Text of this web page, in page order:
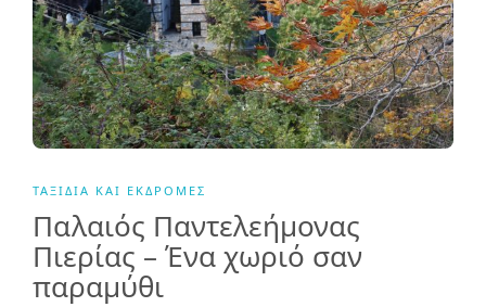
ΤΑΞΊΔΙΑ ΚΑΙ ΕΚΔΡΟΜΈΣ
Παλαιός Παντελεήμονας
Πιερίας – Ένα χωριό σαν
παραμύθι